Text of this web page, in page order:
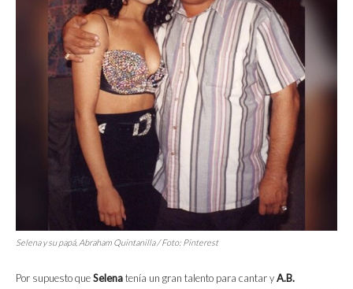
Selena y su papá, Abraham Quintanilla / Foto: Pinterest
Por supuesto queSelenatenía un gran talento para cantar yA.B.